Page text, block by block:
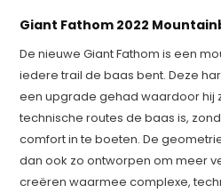
Giant Fathom 2022
De nieuwe Giant Fathom is een
iedere trail de baas bent. Deze
een upgrade gehad waardoor hij
technische routes de baas is,
comfort in te boeten. De
dan ook zo ontworpen om meer
creëren waarmee complexe,